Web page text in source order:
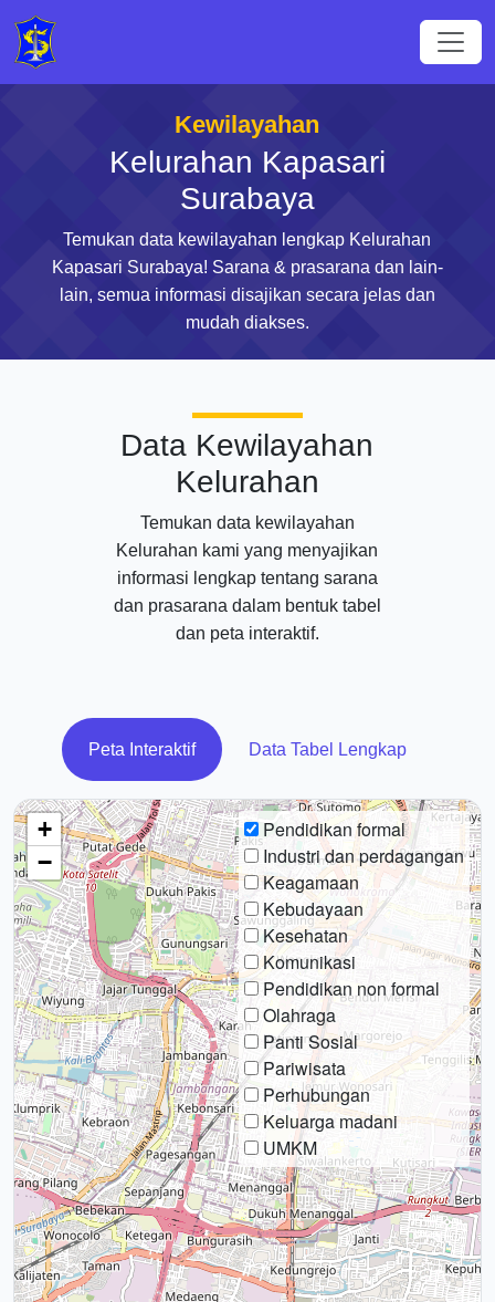
Kewilayahan
Kelurahan Kapasari
Surabaya
Temukan data kewilayahan lengkap Kelurahan
Kapasari Surabaya! Sarana & prasarana dan lain-
lain, semua informasi disajikan secara jelas dan
mudah diakses.
Data Kewilayahan
Kelurahan
Temukan data kewilayahan
Kelurahan kami yang menyajikan
informasi lengkap tentang sarana
dan prasarana dalam bentuk tabel
dan peta interaktif.
Peta Interaktif Data Tabel Lengkap
Pendidikan formal
Industri dan perdagangan
Keagamaan
Kebudayaan
Kesehatan
Komunikasi
Pendidikan non formal
Olahraga
Panti Sosial
Pariwisata
Perhubungan
Keluarga madani
UMKM
+
−